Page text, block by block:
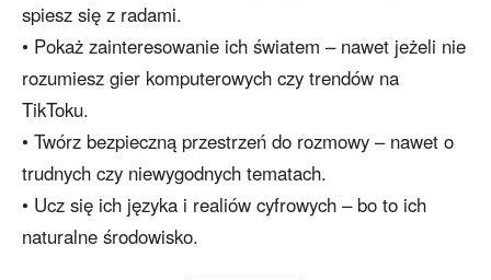
spiesz się z radami.
• Pokaż zainteresowanie ich światem – nawet jeżeli nie
rozumiesz gier komputerowych czy trendów na
TikToku.
• Twórz bezpieczną przestrzeń do rozmowy – nawet o
trudnych czy niewygodnych tematach.
• Ucz się ich języka i realiów cyfrowych – bo to ich
naturalne środowisko.